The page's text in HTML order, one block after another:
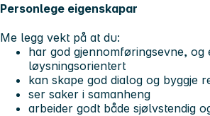
Personlege eigenskapar
Me legg vekt på at du:
har god gjennomføringsevne, og
løysningsorientert
kan skape god dialog og byggje
ser saker i samanheng
arbeider godt både sjølvstendig